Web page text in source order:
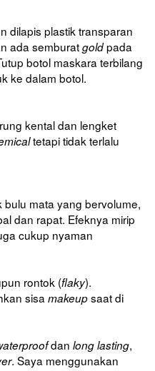
dilapis plastik transparan
ada semburatgoldpada
botol maskara terbilang
ke dalam botol.
kental dan lengket
tetapi tidak terlalu
bulu mata yang bervolume,
dan rapat. Efeknya mirip
cukup nyaman
rontok (flaky).
sisa makeupsaat di
dan long lasting,
. Saya menggunakan